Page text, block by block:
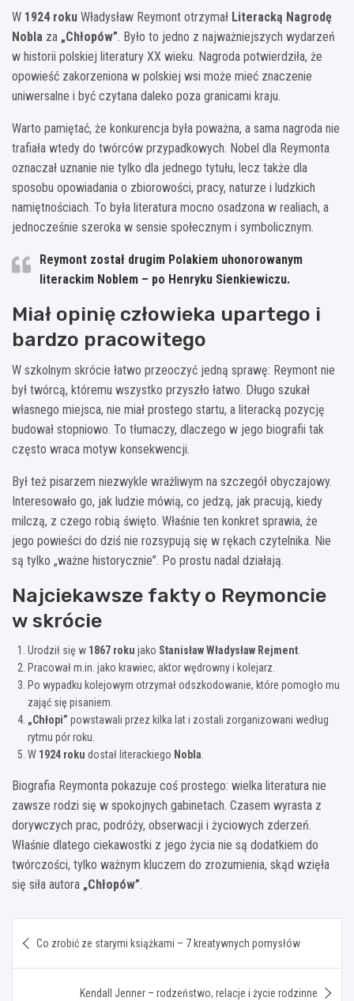
W 1924 roku Władysław Reymont otrzymał Literacką Nagrodę
Nobla za „Chłopów”. Było to jedno z najważniejszych wydarzeń
w historii polskiej literatury XX wieku. Nagroda potwierdziła, że
opowieść zakorzeniona w polskiej wsi może mieć znaczenie
uniwersalne i być czytana daleko poza granicami kraju.
Warto pamiętać, że konkurencja była poważna, a sama nagroda nie
trafiała wtedy do twórców przypadkowych. Nobel dla Reymonta
oznaczał uznanie nie tylko dla jednego tytułu, lecz także dla
sposobu opowiadania o zbiorowości, pracy, naturze i ludzkich
namiętnościach. To była literatura mocno osadzona w realiach, a
jednocześnie szeroka w sensie społecznym i symbolicznym.
Reymont został drugim Polakiem uhonorowanym
literackim Noblem – po Henryku Sienkiewiczu.
Miał opinię człowieka upartego i
bardzo pracowitego
W szkolnym skrócie łatwo przeoczyć jedną sprawę: Reymont nie
był twórcą, któremu wszystko przyszło łatwo. Długo szukał
własnego miejsca, nie miał prostego startu, a literacką pozycję
budował stopniowo. To tłumaczy, dlaczego w jego biografii tak
często wraca motyw konsekwencji.
Był też pisarzem niezwykle wrażliwym na szczegół obyczajowy.
Interesowało go, jak ludzie mówią, co jedzą, jak pracują, kiedy
milczą, z czego robią święto. Właśnie ten konkret sprawia, że
jego powieści do dziś nie rozsypują się w rękach czytelnika. Nie
są tylko „ważne historycznie”. Po prostu nadal działają.
Najciekawsze fakty o Reymoncie
w skrócie
Urodził się w 1867 roku jako Stanisław Władysław Rejment
Pracował m.in. jako krawiec, aktor wędrowny i kolejarz.
Po wypadku kolejowym otrzymał odszkodowanie, które pomogło mu
zająć się pisaniem.
„Chłopi” powstawali przez kilka lat i zostali zorganizowani według
rytmu pór roku.
W 1924 roku dostał literackiego Nobla
Biografia Reymonta pokazuje coś prostego: wielka literatura nie
zawsze rodzi się w spokojnych gabinetach. Czasem wyrasta z
dorywczych prac, podróży, obserwacji i życiowych zderzeń.
Właśnie dlatego ciekawostki z jego życia nie są dodatkiem do
twórczości, tylko ważnym kluczem do zrozumienia, skąd wzięła
się siła autora „Chłopów”.
wpisu
Co zrobić ze starymi książkami – 7 kreatywnych pomysłów
Kendall Jenner – rodzeństwo, relacje i życie rodzinne